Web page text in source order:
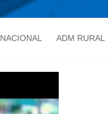
ADM RURAL